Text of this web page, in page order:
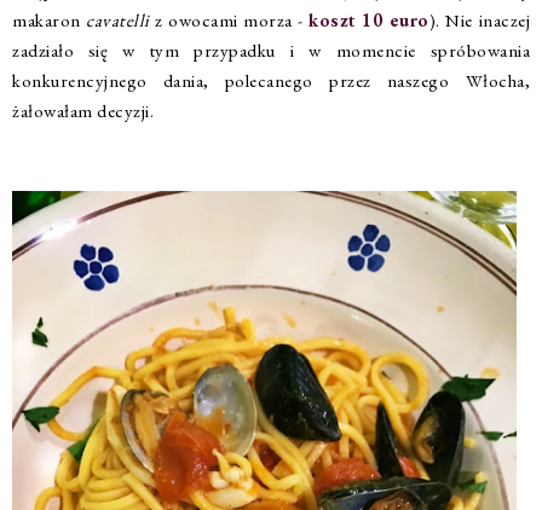
makaron cavatelliz owocami morza -koszt 1 0 euro). Nie inaczej
zadziało się w tym przypadku i w momencie spróbowania
konkurencyjnego dania, polecanego przez naszego Włocha,
żałowałam decyzji.